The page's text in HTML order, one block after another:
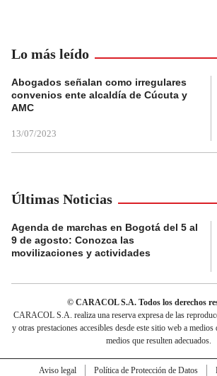
Lo más leído
Abogados señalan como irregulares
convenios ente alcaldía de Cúcuta y
AMC
13/07/2023
Últimas Noticias
Agenda de marchas en Bogotá del 5 al
9 de agosto: Conozca las
movilizaciones y actividades
© CARACOL S.A. Todos los derechos
CARACOL S.A. realiza una reserva expresa de las
y otras prestaciones accesibles desde este sitio web a medios
medios que resulten adecuados.
Aviso legal Política de Protección de Datos